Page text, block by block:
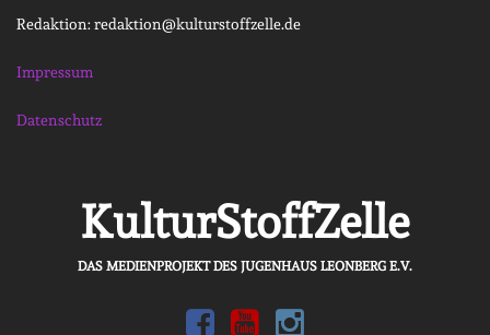
Redaktion: redaktion@kulturstoffzelle.de
Impressum
Datenschutz
KulturStoffZelle
DAS MEDIENPROJEKT DES JUGENHAUS LEONBERG E.V.